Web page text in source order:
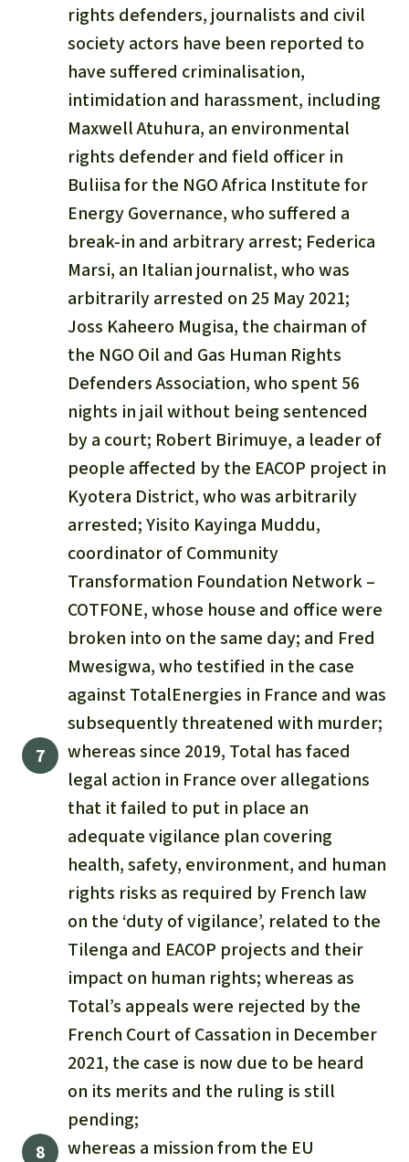
rights defenders, journalists and civil
society actors have been reported to
have suffered criminalisation,
intimidation and harassment, including
Maxwell Atuhura, an environmental
rights defender and field officer in
Buliisa for the NGO Africa Institute for
Energy Governance, who suffered a
break-in and arbitrary arrest; Federica
Marsi, an Italian journalist, who was
arbitrarily arrested on 25 May 2021;
Joss Kaheero Mugisa, the chairman of
the NGO Oil and Gas Human Rights
Defenders Association, who spent 56
nights in jail without being sentenced
by a court; Robert Birimuye, a leader of
people affected by the EACOP project in
Kyotera District, who was arbitrarily
arrested; Yisito Kayinga Muddu,
coordinator of Community
Transformation Foundation Network –
COTFONE, whose house and office were
broken into on the same day; and Fred
Mwesigwa, who testified in the case
against TotalEnergies in France and was
subsequently threatened with murder;
whereas since 2019, Total has faced
legal action in France over allegations
that it failed to put in place an
adequate vigilance plan covering
health, safety, environment, and human
rights risks as required by French law
on the ‘duty of vigilance’, related to the
Tilenga and EACOP projects and their
impact on human rights; whereas as
Total’s appeals were rejected by the
French Court of Cassation in December
2021, the case is now due to be heard
on its merits and the ruling is still
pending;
whereas a mission from the EU